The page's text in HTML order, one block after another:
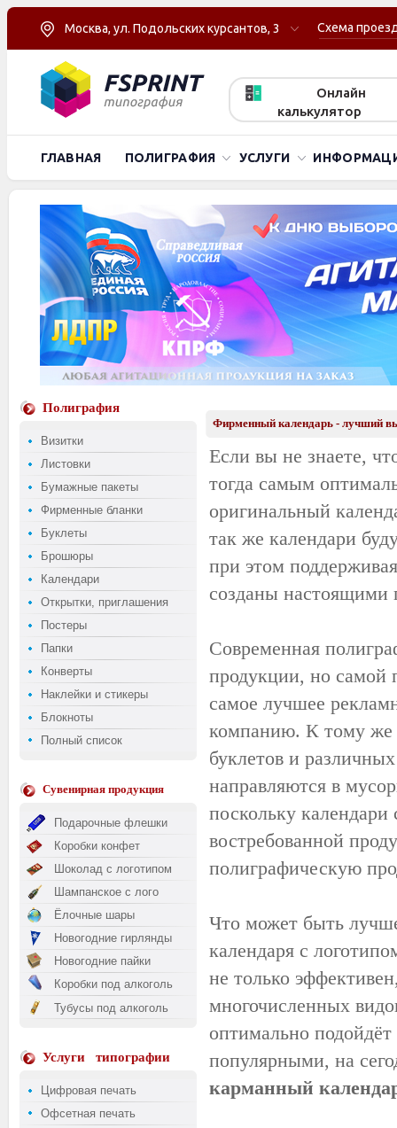
Москва, ул. Подольских курсантов, 3 Схема
Онлайн
калькулятор
ГЛАВНАЯ ПОЛИГРАФИЯ УСЛУГИ
Полиграфия
Визитки
Листовки
Бумажные пакеты
Фирменные бланки
Буклеты
Брошюры
Календари
Открытки, приглашения
Постеры
Папки
Конверты
Наклейки и стикеры
Блокноты
Полный список
Сувенирная продукция
Подарочные флешки
Коробки конфет
Шоколад с логотипом
Шампанское с лого
Ёлочные шары
Новогодние гирлянды
Новогодние пайки
Коробки под алкоголь
Тубусы под алкоголь
Услуги типографии
Цифровая печать
Офсетная печать
Фирменный календарь - лучший
Если вы не знаете,
тогда самым
оригинальный
так же календари
при этом
созданы настоящими
Современная
продукции, но самой
самое лучшее
компанию. К тому же
буклетов и
направляются в
поскольку
востребованной
полиграфическую
Что может быть
календаря с
не только
многочисленных
оптимально
популярными, на
карманный